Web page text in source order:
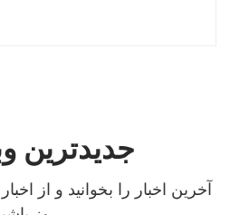
جدیدترین
آخرین اخبار را بخوانید و از